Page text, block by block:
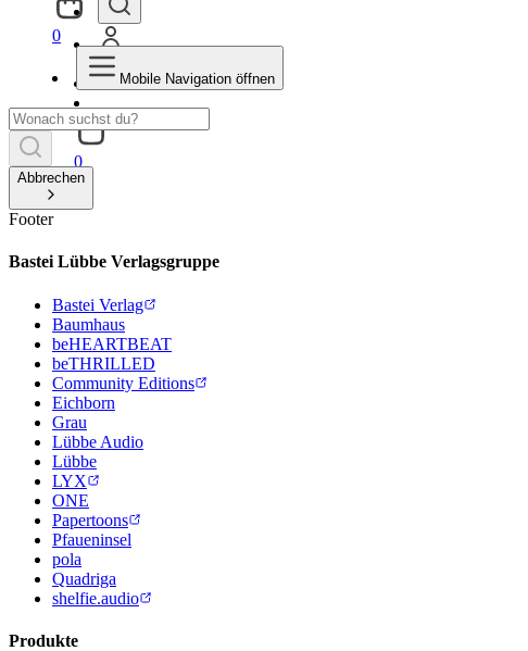
0
0
Mobile Navigation öffnen
Abbrechen
Footer
Bastei Lübbe Verlagsgruppe
Bastei Verlag
Baumhaus
beHEARTBEAT
beTHRILLED
Community Editions
Eichborn
Grau
Lübbe Audio
Lübbe
LYX
ONE
Papertoons
Pfaueninsel
pola
Quadriga
shelfie.audio
Produkte